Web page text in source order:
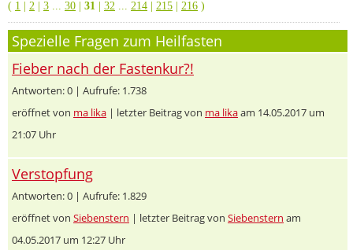
( 1 2 3 30 31 32 214 215 216 )
Spezielle Fragen zum Heilfasten
Fieber nach der Fastenkur?!
Antworten: 0 | Aufrufe: 1.738
eröffnet von ma lika | letzter Beitrag von ma likaam 14.05.2017 um
21:07 Uhr
Verstopfung
Antworten: 0 | Aufrufe: 1.829
eröffnet von Siebenstern | letzter Beitrag von Siebenstern am
04.05.2017 um 12:27 Uhr